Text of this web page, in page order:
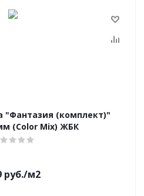
"Фантазия (комплект)"
(Color Mix) ЖБК
руб./м2